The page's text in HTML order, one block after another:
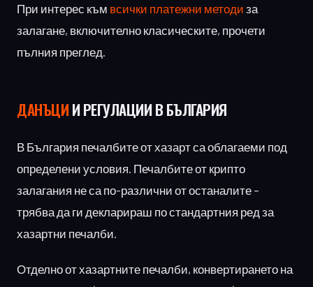
При интерес към всички платежни методи за
залагане, включително класическите, прочети
пълния преглед.
ДАНЪЦИИ РЕГУЛАЦИИ В БЪЛГАРИЯ
В България печалбите от хазарт са облагаеми под
определени условия. Печалбите от крипто
залагания не са по-различни от останалите –
трябва да ги декларираш по стандартния ред за
хазартни печалби.
Отделно от хазартните печалби, конвертирането на